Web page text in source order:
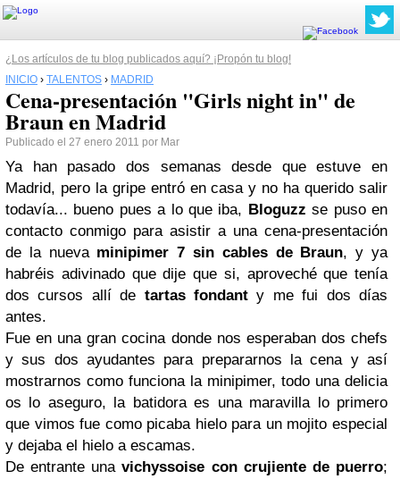
¿Los artículos de tu blog publicados aquí? ¡Propón tu blog!
INICIO › TALENTOS › MADRID
Cena-presentación "Girls night in" de
Braun en Madrid
Publicado el 27 enero 2011 por Mar
Ya han pasado dos semanas desde que estuve en
Madrid, pero la gripe entró en casa y no ha querido salir
todavía... bueno pues a lo que iba, Bloguzzse puso en
contacto conmigo para asistir a una cena-presentación
de la nueva minipimer 7 sin cables de Braun, y ya
habréis adivinado que dije que si, aproveché que tenía
dos cursos allí de tartas fondant y me fui dos días
antes.
Fue en una gran cocina donde nos esperaban dos chefs
y sus dos ayudantes para prepararnos la cena y así
mostrarnos como funciona la minipimer, todo una delicia
os lo aseguro, la batidora es una maravilla lo primero
que vimos fue como picaba hielo para un mojito especial
y dejaba el hielo a escamas.
De entrante unavichyssoise con crujiente de puerro;